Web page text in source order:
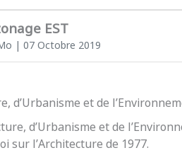
EST
| 07 Octobre 2019
d’Urbanisme et de
d’Urbanisme et de
sur l’Architecture de 1977.